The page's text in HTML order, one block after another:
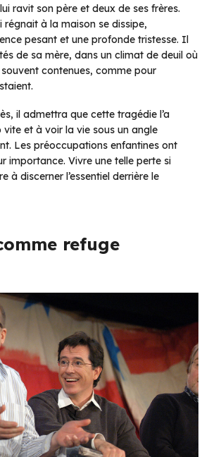
ravit son père et deux de ses frères.
régnait à la maison se dissipe,
pesant et une profonde tristesse. Il
de sa mère, dans un climat de deuil où
contenues, comme pour
il admettra que cette tragédie l’a
et à voir la vie sous un angle
Les préoccupations enfantines ont
importance. Vivre une telle perte si
à discerner l’essentiel derrière le
refuge